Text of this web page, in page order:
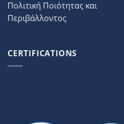
Πολιτική Ποιότητας και
Περιβάλλοντος
CERTIFICATIONS